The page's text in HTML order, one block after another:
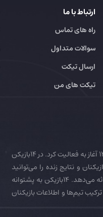
ارتباط با ما
راه های تماس
سوالات متداول
ارسال تیکت
تیکت های من
14بازیکن به عنوان رسانه تخصصی فوتبال ایران و جهان در سال 1396 آغاز به فعالیت کرد. در 14بازیکن
و نتایج زنده را می‌توانید
دنبال کنید. همچنین 14بازیکن جامع‌ترین فوتبال فانتزی دنیا را ارائه می‌دهد. 14بازیکن به پشتوانه
ترکیب تیم‌ها و اطلاعات بازیکنان